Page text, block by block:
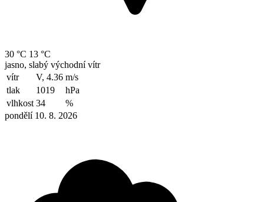
30 °C 13 °C
jasno, slabý východní vítr
vítr
V, 4.36 m/s
tlak
1019
hPa
vlhkost 34
%
pondělí 10. 8. 2026